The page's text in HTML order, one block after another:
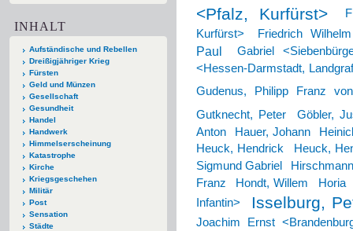
INHALT
Aufständische und Rebellen
Dreißigjähriger Krieg
Fürsten
Geld und Münzen
Gesellschaft
Gesundheit
Handel
Handwerk
Himmelserscheinung
Katastrophe
Kirche
Kriegsgeschehen
Militär
Post
Sensation
Städte
<Pfalz, Kurfürst>
Kurfürst>
Friedrich
Paul
Gabriel
<Hessen-Darmstadt,
Gudenus, Philipp Franz von
Gutknecht, Peter
Göbler,
Anton
Hauer, Johann
Heuck, Hendrick
Heuck,
Sigmund Gabriel
Franz
Hondt, Willem
Horia
Infantin>
Isselburg,
Joachim Ernst